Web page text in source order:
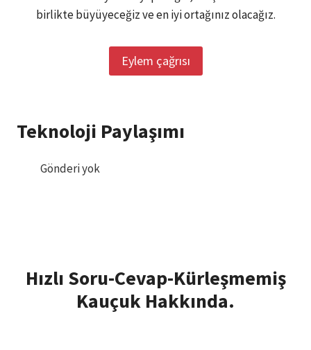
birlikte büyüyeceğiz ve en iyi ortağınız olacağız.
Eylem çağrısı
Teknoloji Paylaşımı
Gönderi yok
Hızlı Soru-Cevap-Kürleşmemiş
Kauçuk Hakkında.